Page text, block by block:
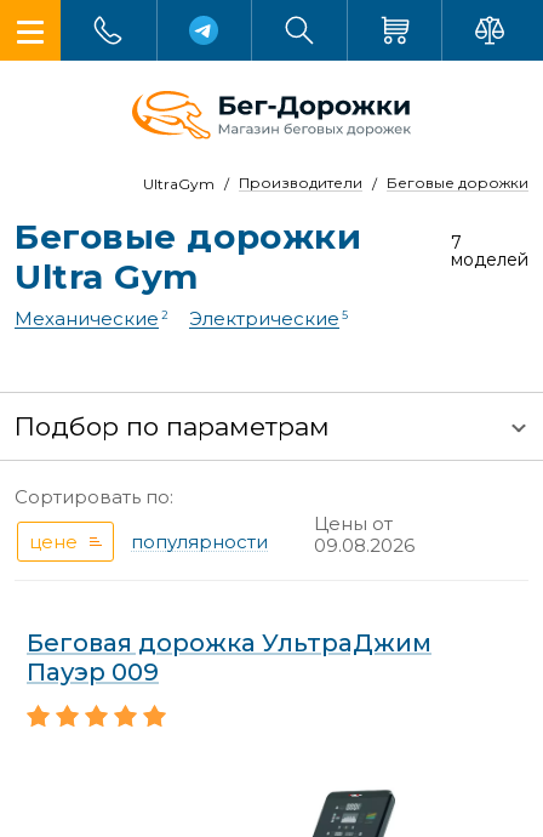
Беговые дорожки
Производители
UltraGym
Беговые дорожки
Ultra Gym
7
моделей
Механические 2 Электрические 5
Подбор по параметрам
Сортировать по:
цене
популярности
Цены от
09.08.2026
Беговая дорожка УльтраДжим
Пауэр 009